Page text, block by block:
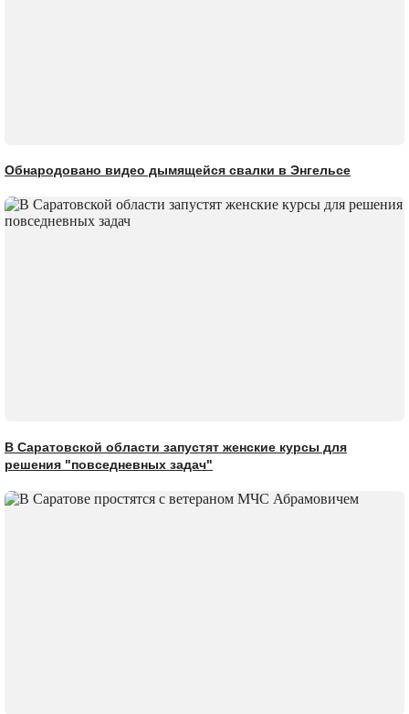
Обнародовано видео дымящейся свалки в Энгельсе
В Саратовской области запустят женские курсы для
решения "повседневных задач"